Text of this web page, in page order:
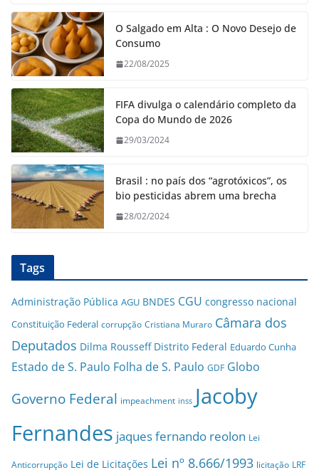
O Salgado em Alta : O Novo Desejo de
Consumo
22/08/2025
FIFA divulga o calendário completo da
Copa do Mundo de 2026
29/03/2024
Brasil : no país dos “agrotóxicos”, os
bio pesticidas abrem uma brecha
28/02/2024
Tags
Administração Pública AGU BNDES CGU congresso nacional
Constituição Federal corrupção Cristiana Muraro Câmara dos
Deputados Dilma Rousseff Distrito Federal Eduardo Cunha
Estado de S. Paulo Folha de S. Paulo GDF Globo
Governo Federal impeachment inss Jacoby
Fernandes jaques fernando reolon Lei
Anticorrupção Lei de Licitações Lei nº 8.666/1993 licitação LRF